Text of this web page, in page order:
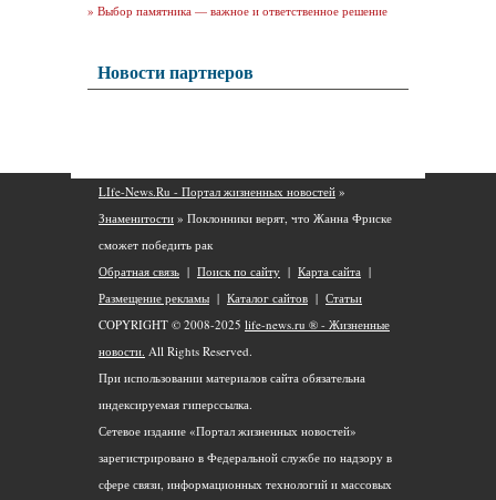
» Выбор памятника — важное и ответственное решение
Новости партнеров
LIfe-News.Ru - Портал жизненных новостей »
Знаменитости » Поклонники верят, что Жанна Фриске
сможет победить рак
Обратная связь | Поиск по сайту | Карта сайта |
Размещение рекламы | Каталог сайтов | Статьи
COPYRIGHT © 2008-2025 life-news.ru ® - Жизненные
новости. All Rights Reserved.
При использовании материалов сайта обязательна
индексируемая гиперссылка.
Сетевое издание «Портал жизненных новостей»
зарегистрировано в Федеральной службе по надзору в
сфере связи, информационных технологий и массовых